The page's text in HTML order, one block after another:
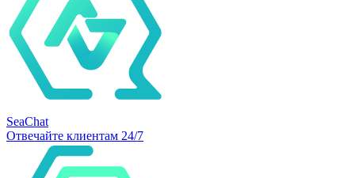
SeaChat
Отвечайте клиентам 24/7